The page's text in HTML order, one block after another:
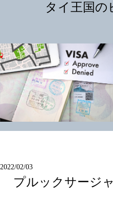
タイ王国の
2022/02/03
プルックサージ